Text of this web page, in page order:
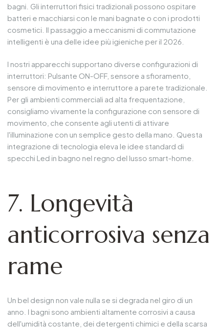
bagni. Gli interruttori fisici tradizionali possono ospitare
batteri e macchiarsi con le mani bagnate o con i prodotti
cosmetici. Il passaggio a meccanismi di commutazione
intelligenti è una delle idee più igieniche per il 2026.
I nostri apparecchi supportano diverse configurazioni di
interruttori: Pulsante ON-OFF, sensore a sfioramento,
sensore di movimento e interruttore a parete tradizionale.
Per gli ambienti commerciali ad alta frequentazione,
consigliamo vivamente la configurazione con sensore di
movimento, che consente agli utenti di attivare
l'illuminazione con un semplice gesto della mano. Questa
integrazione di tecnologia eleva le idee standard di
specchi Led in bagno nel regno del lusso smart-home.
7. Longevità
anticorrosiva senza
rame
Un bel design non vale nulla se si degrada nel giro di un
anno. I bagni sono ambienti altamente corrosivi a causa
dell'umidità costante, dei detergenti chimici e della scarsa